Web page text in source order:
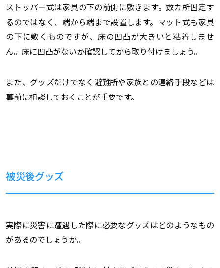
ストッパー式は家具の下の前側に敷きます。数カ所固定す
るのではなく、端から端まで設置します。マット式も家具
の下に敷くものですが、床の凹凸が大きいと粘着しませ
ん。床に凹凸がないか確認してから取り付けましょう。
また、グッズだけでなく避難所や家族との連絡手段などは
事前に相談しておくことが重要です。
被災後グッズ
実際に災害に遭遇した際に必要なグッズはどのようなもの
があるのでしょうか。